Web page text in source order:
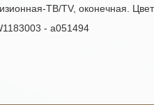
ТВ/TV, оконечная.
- a051494